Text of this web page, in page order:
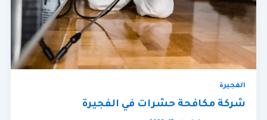
الفجيرة
شركة مكافحة حشرات في الفجيرة